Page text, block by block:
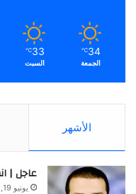
34
℃
الجمعة
33
℃
السبت
الأشهر
عاجل |
يونيو 19, 2026